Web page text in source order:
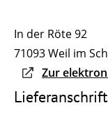
In der Röte 92
71093Weil im
Zur
Lieferanschrift